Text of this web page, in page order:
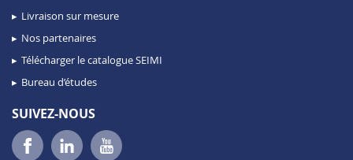
Livraison sur mesure
Nos partenaires
Télécharger le catalogue SEIMI
Bureau d’études
SUIVEZ-NOUS